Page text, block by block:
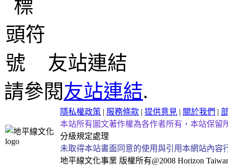
友站連結
請參閱友站連結.
隱私權政策 | 服務條款 | 提供意見 | 關於我們 |
本站所有圖文著作權為各作者所有，本站保留
分級規定處理
未取得本站書面同意的使用與引用本網站內
地平線文化事業 版權所有@2008 Horizon